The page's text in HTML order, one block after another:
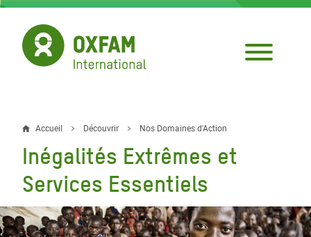
Aller
contenu
principal
Fil
d'Ariane
Accueil Découvrir Nos Domaines d'Action
Inégalités Extrêmes et
Services Essentiels